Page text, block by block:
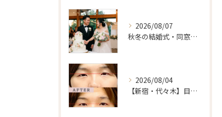
2026/08/07
秋冬の結婚式・同窓会に間に合わせるなら「今」始めるべき理由 ailes式 before・after 新宿・食いしばり・骨盤矯正・小顔矯正・顎関節症・顔の左右差ならailesシンメトリー矯正院
2026/08/04
【新宿・代々木】目の左右差ailes式 before・after 新宿・食いしばり・骨盤矯正・小顔矯正・顎関節症・顔の左右差ならailesシンメトリー矯正院